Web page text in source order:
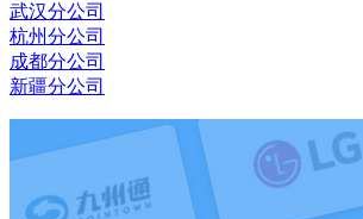
武汉分公司
杭州分公司
成都分公司
新疆分公司